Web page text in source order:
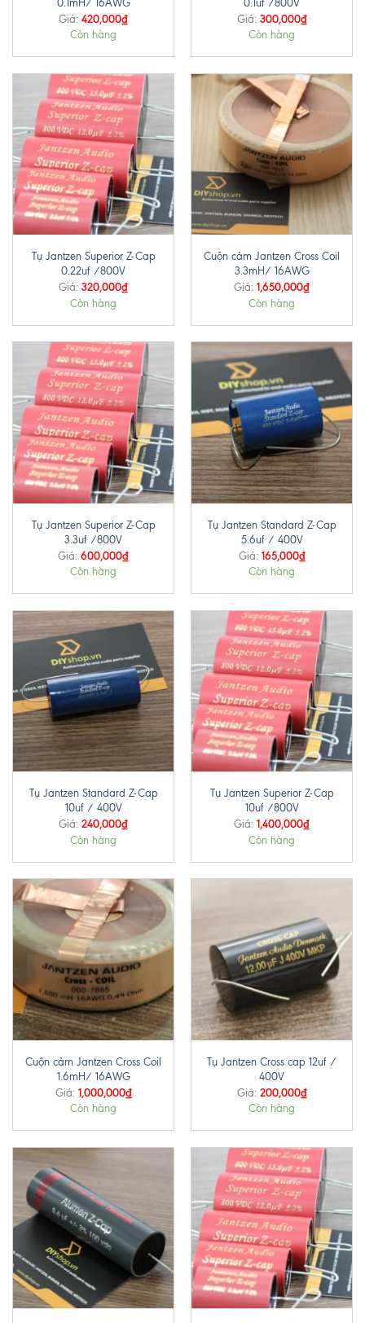
0.1mH/ 16AWG
Giá: 420,000₫
Còn hàng
0.1uf /800V
Giá: 300,000₫
Còn hàng
Tụ Jantzen Superior Z-Cap
0.22uf /800V
Giá: 320,000₫
Còn hàng
Cuộn cảm Jantzen Cross Coil
3.3mH/ 16AWG
Giá: 1,650,000₫
Còn hàng
Tụ Jantzen Superior Z-Cap
3.3uf /800V
Giá: 600,000₫
Còn hàng
Tụ Jantzen Standard Z-Cap
5.6uf / 400V
Giá: 165,000₫
Còn hàng
Tụ Jantzen Standard Z-Cap
10uf / 400V
Giá: 240,000₫
Còn hàng
Tụ Jantzen Superior Z-Cap
10uf /800V
Giá: 1,400,000₫
Còn hàng
Cuộn cảm Jantzen Cross Coil
1.6mH/ 16AWG
Giá: 1,000,000₫
Còn hàng
Tụ Jantzen Cross cap 12uf /
400V
Giá: 200,000₫
Còn hàng